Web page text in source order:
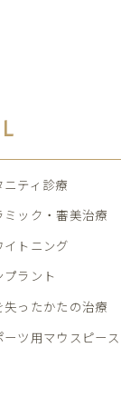
ニティ診療
ミック・審美治療
イトニング
プラント
失ったかたの治療
ーツ用マウスピース